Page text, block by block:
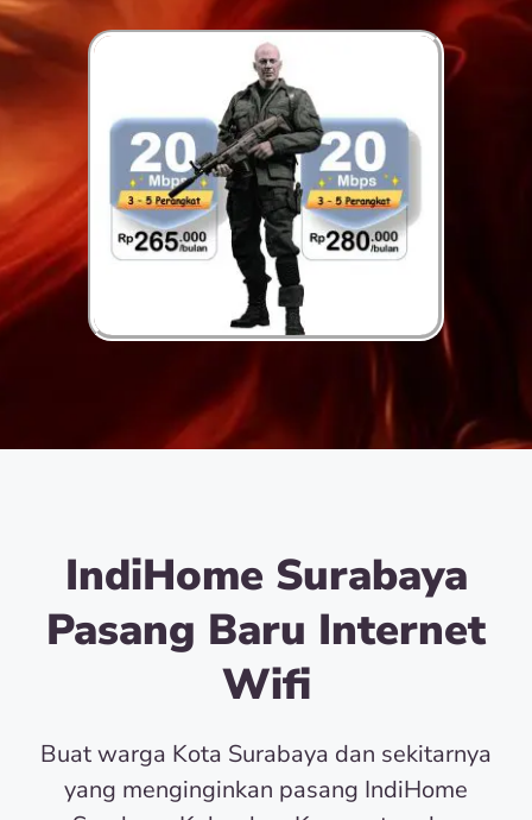
IndiHome Surabaya
Pasang Baru Internet
Wifi
Buat warga Kota Surabaya dan sekitarnya
yang menginginkan pasang IndiHome